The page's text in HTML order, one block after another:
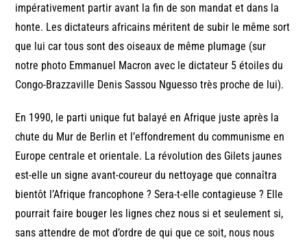
impérativement partir avant la fin de son mandat et dans la
honte. Les dictateurs africains méritent de subir le même sort
que lui car tous sont des oiseaux de même plumage (sur
notre photo Emmanuel Macron avec le dictateur 5 étoiles du
Congo-Brazzaville Denis Sassou Nguesso très proche de lui).
En 1990, le parti unique fut balayé en Afrique juste après la
chute du Mur de Berlin et l’effondrement du communisme en
Europe centrale et orientale. La révolution des Gilets jaunes
est-elle un signe avant-coureur du nettoyage que connaîtra
bientôt l’Afrique francophone ? Sera-t-elle contagieuse ? Elle
pourrait faire bouger les lignes chez nous si et seulement si,
sans attendre de mot d’ordre de qui que ce soit, nous nous